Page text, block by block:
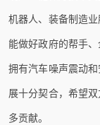
机器人、装备制造
能做好政府的帮手
拥有汽车噪声震动
展十分契合，希望
多贡献。